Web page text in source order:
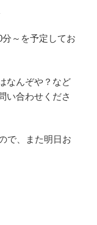
～を予定してお
なんぞや？など
い合わせくださ
で、また明日お